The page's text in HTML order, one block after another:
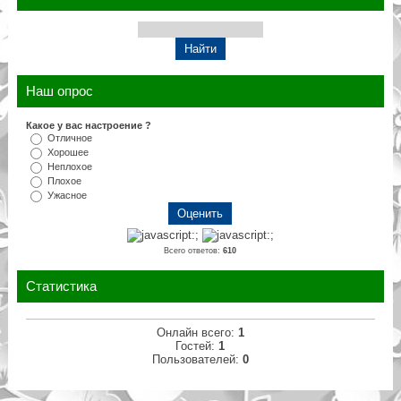
Наш опрос
Какое у вас настроение ?
Отличное
Хорошее
Неплохое
Плохое
Ужасное
Всего ответов:610
Статистика
Онлайн всего: 1
Гостей: 1
Пользователей: 0